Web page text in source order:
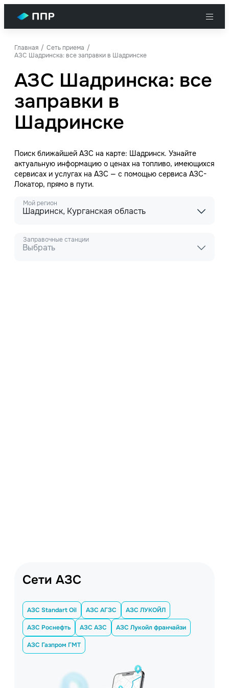
Главная
Сеть приема
АЗС Шадринска: все заправки в Шадринске
АЗС Шадринска: все
заправки в
Шадринске
Поиск ближайшей АЗС на карте: Шадринск. Узнайте
актуальную информацию о ценах на топливо, имеющихся
сервисах и услугах на АЗС — с помощью сервиса АЗС-
Локатор, прямо в пути.
Мой регион
Шадринск, Курганская область
Заправочные станции
Выбрать
Сети АЗС
АЗС Standart Oil АЗС АГЗС АЗС ЛУКОЙЛ
АЗС Роснефть АЗС АЗС АЗС Лукойл франчайзи
АЗС Газпром ГМТ